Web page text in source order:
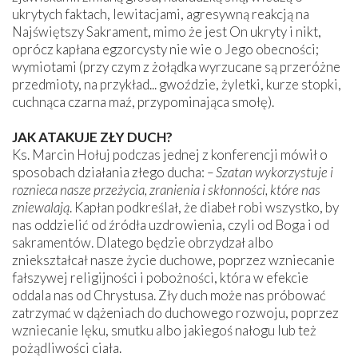
ukrytych faktach, lewitacjami, agresywną reakcją na
Najświętszy Sakrament, mimo że jest On ukryty i nikt,
oprócz kapłana egzorcysty nie wie o Jego obecności;
wymiotami (przy czym z żołądka wyrzucane są przeróżne
przedmioty, na przykład... gwoździe, żyletki, kurze stopki,
cuchnąca czarna maź, przypominająca smołę).
JAK ATAKUJE ZŁY DUCH?
Ks. Marcin Hołuj podczas jednej z konferencji mówił o
sposobach działania złego ducha: – Szatan wykorzystuje i
roznieca nasze przeżycia, zranienia i skłonności, które nas
zniewalają. Kapłan podkreślał, że diabeł robi wszystko, by
nas oddzielić od źródła uzdrowienia, czyli od Boga i od
sakramentów. Dlatego będzie obrzydzał albo
zniekształcał nasze życie duchowe, poprzez wzniecanie
fałszywej religijności i pobożności, która w efekcie
oddala nas od Chrystusa. Zły duch może nas próbować
zatrzymać w dążeniach do duchowego rozwoju, poprzez
wzniecanie lęku, smutku albo jakiegoś nałogu lub też
pożądliwości ciała.